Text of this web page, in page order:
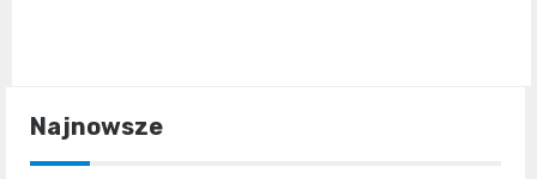
Najnowsze